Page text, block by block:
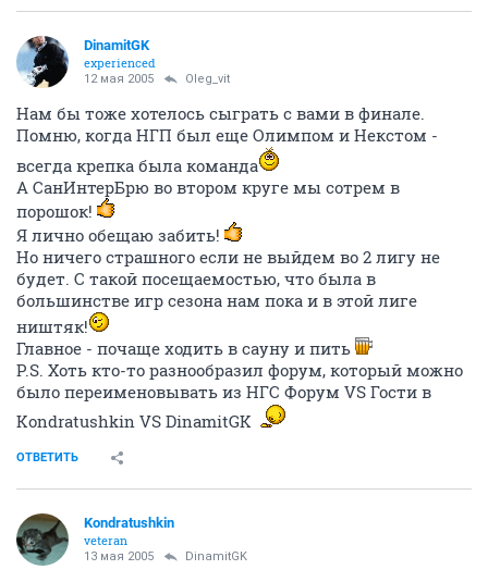
DinamitGK
experienced
12 мая 2005 Oleg_vit
Нам бы тоже хотелось сыграть с вами в финале.
Помню, когда НГП был еще Олимпом и Некстом -
всегда крепка была команда
А СанИнтерБрю во втором круге мы сотрем в
порошок!
Я лично обещаю забить!
Но ничего страшного если не выйдем во 2 лигу не
будет. С такой посещаемостью, что была в
большинстве игр сезона нам пока и в этой лиге
ништяк!
Главное - почаще ходить в сауну и пить
P.S. Хоть кто-то разнообразил форум, который можно
было переименовывать из НГС Форум VS Гости в
Kondratushkin VS DinamitGK
ОТВЕТИТЬ
Kondratushkin
veteran
13 мая 2005 DinamitGK